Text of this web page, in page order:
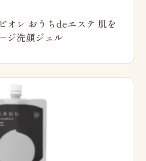
オレ おうちdeエステ 肌を
ジ洗顔ジェル